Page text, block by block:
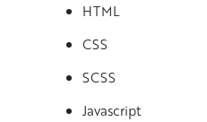
HTML
CSS
SCSS
Javascript